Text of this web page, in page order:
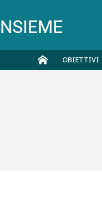
OBIETTIVI